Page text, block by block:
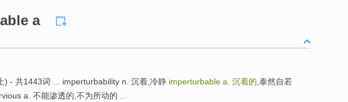
a
) - 共1443词 ... imperturbability n. 沉着,冷静 imperturbable a 沉着的 ,泰然自若
a. 不能渗透的,不为所动的 ...